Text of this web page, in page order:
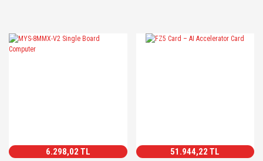
6.298,02 TL 51.944,22 TL